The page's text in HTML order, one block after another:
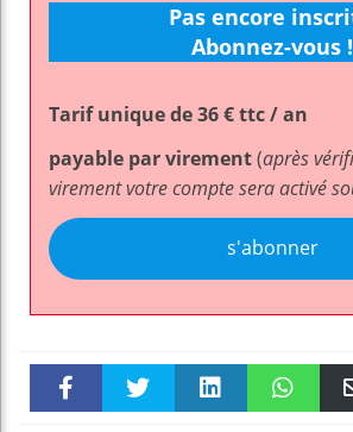
Pas encore
Abonnez-vous !
Tarif unique de 36 € ttc / an
payable par virement(après
virement votre compte sera activé
s'abonner